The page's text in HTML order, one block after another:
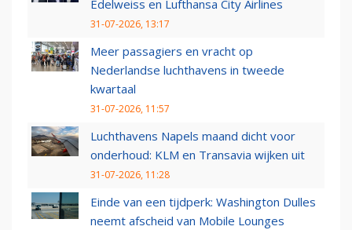
Edelweiss en Lufthansa City Airlines
31-07-2026, 13:17
Meer passagiers en vracht op
Nederlandse luchthavens in tweede
kwartaal
31-07-2026, 11:57
Luchthavens Napels maand dicht voor
onderhoud: KLM en Transavia wijken uit
31-07-2026, 11:28
Einde van een tijdperk: Washington Dulles
neemt afscheid van Mobile Lounges